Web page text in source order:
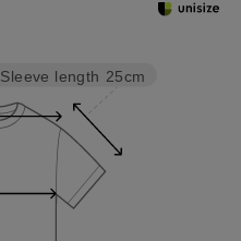
Sleeve length 25cm